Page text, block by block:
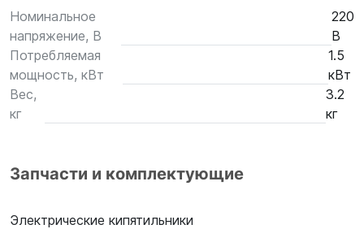
Номинальное
напряжение, В
220
В
Потребляемая
мощность, кВт
1.5
кВт
Вес,
кг
3.2
кг
Запчасти и комплектующие
Электрические кипятильники